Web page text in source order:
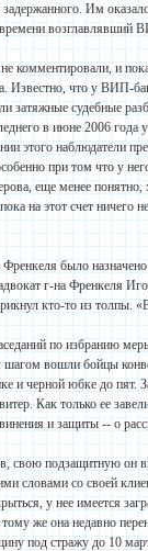
Им
времени возглавлявший
комментировали, и
Известно, что у ВИП-
затяжные судебные
в июне 2006
этого наблюдатели
при том что у
еще менее
на этот счет ничего
Френкеля было
г-на Френкеля
кто-то из толпы.
по избранию
вошли бойцы
и черной юбке до пят.
Как только ее
и защиты -- о
свою подзащитную он
словами со своей
у нее имеется
же она недавно
под стражу до 10